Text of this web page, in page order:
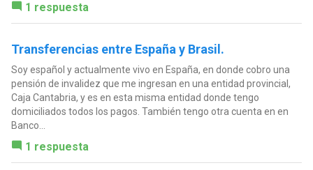
1 respuesta
Transferencias entre España y Brasil.
Soy español y actualmente vivo en España, en donde cobro una
pensión de invalidez que me ingresan en una entidad provincial,
Caja Cantabria, y es en esta misma entidad donde tengo
domiciliados todos los pagos. También tengo otra cuenta en en
Banco...
1 respuesta